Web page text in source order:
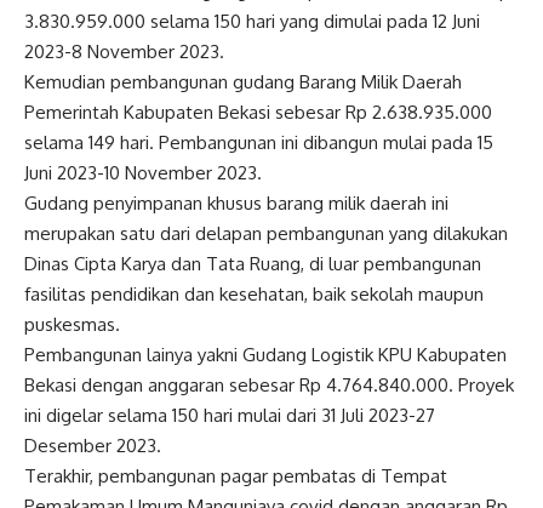
3.830.959.000 selama 150 hari yang dimulai pada 12 Juni
2023-8 November 2023.
Kemudian pembangunan gudang Barang Milik Daerah
Pemerintah Kabupaten Bekasi sebesar Rp 2.638.935.000
selama 149 hari. Pembangunan ini dibangun mulai pada 15
Juni 2023-10 November 2023.
Gudang penyimpanan khusus barang milik daerah ini
merupakan satu dari delapan pembangunan yang dilakukan
Dinas Cipta Karya dan Tata Ruang, di luar pembangunan
fasilitas pendidikan dan kesehatan, baik sekolah maupun
puskesmas.
Pembangunan lainya yakni Gudang Logistik KPU Kabupaten
Bekasi dengan anggaran sebesar Rp 4.764.840.000. Proyek
ini digelar selama 150 hari mulai dari 31 Juli 2023-27
Desember 2023.
Terakhir, pembangunan pagar pembatas di Tempat